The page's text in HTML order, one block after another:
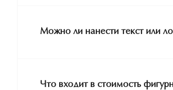
Можно ли нанести текст или
Что входит в стоимость